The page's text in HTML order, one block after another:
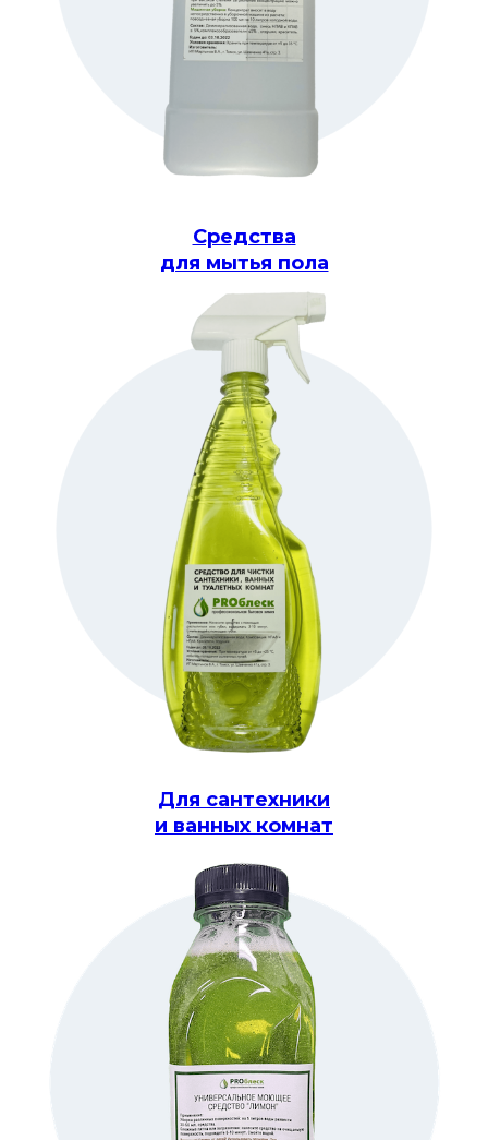
Средства
для мытья пола
Для сантехники
и ванных комнат